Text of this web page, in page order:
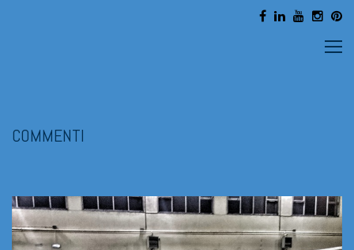
COMMENTI